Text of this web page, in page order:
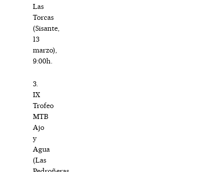
Las
Torcas
(Sisante,
13
marzo),
9:00h.
3.
IX
Trofeo
MTB
Ajo
y
Agua
(Las